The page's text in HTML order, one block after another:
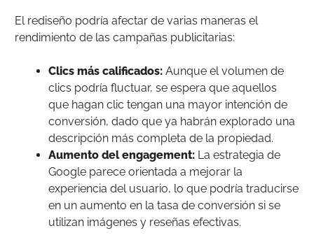
El rediseño podría afectar de varias maneras el
rendimiento de las campañas publicitarias:
Clics más calificados: Aunque el volumen de
clics podría fluctuar, se espera que aquellos
que hagan clic tengan una mayor intención de
conversión, dado que ya habrán explorado una
descripción más completa de la propiedad.
Aumento del engagement: La estrategia de
Google parece orientada a mejorar la
experiencia del usuario, lo que podría traducirse
en un aumento en la tasa de conversión si se
utilizan imágenes y reseñas efectivas.